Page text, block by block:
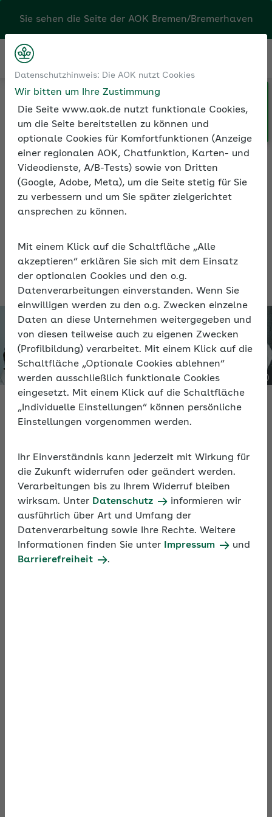
Datenschutzhinweis: Die AOK nutzt Cookies
Wir bitten um Ihre Zustimmung
Die Seite www.aok.de nutzt funktionale Cookies,
um die Seite bereitstellen zu können und
optionale Cookies für Komfortfunktionen (Anzeige
einer regionalen AOK, Chatfunktion, Karten- und
Videodienste, A/B-Tests) sowie von Dritten
(Google, Adobe, Meta), um die Seite stetig für Sie
zu verbessern und um Sie später zielgerichtet
ansprechen zu können.
Mit einem Klick auf die Schaltfläche „Alle
akzeptieren“ erklären Sie sich mit dem Einsatz
der optionalen Cookies und den o.g.
Datenverarbeitungen einverstanden. Wenn Sie
einwilligen werden zu den o.g. Zwecken einzelne
Daten an diese Unternehmen weitergegeben und
von diesen teilweise auch zu eigenen Zwecken
(Profilbildung) verarbeitet. Mit einem Klick auf die
Schaltfläche „Optionale Cookies ablehnen“
werden ausschließlich funktionale Cookies
eingesetzt. Mit einem Klick auf die Schaltfläche
„Individuelle Einstellungen“ können persönliche
Einstellungen vorgenommen werden.
Ihr Einverständnis kann jederzeit mit Wirkung für
die Zukunft widerrufen oder geändert werden.
Verarbeitungen bis zu Ihrem Widerruf bleiben
wirksam. Unter Datenschutz
informieren wir
ausführlich über Art und Umfang der
Datenverarbeitung sowie Ihre Rechte. Weitere
Informationen finden Sie unter
Impressum
und
Barrierefreiheit
.
AOK/Region wechseln möchten.
Medien und Seminare
Seminarvideos
Seminarvideo: Stärken Beschäftigter fördern
Seminarvideo: Stärken
Beschäftigter fördern
Erfahren Sie im Video, wie Sie mit einem
stärkenorientierten Führungsstil ein
Video
In rund 60 Minuten erfahren Sie im Video, wie Sie
mit einem Führungsstil, der die Stärken der
Mitarbeitenden fokussiert, erfolgreiche und
motivierte Teams erhalten.